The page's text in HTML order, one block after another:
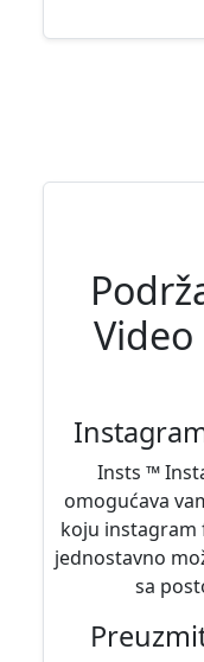
Insts ™
omogućava
koju instagram
jednostavno
sa